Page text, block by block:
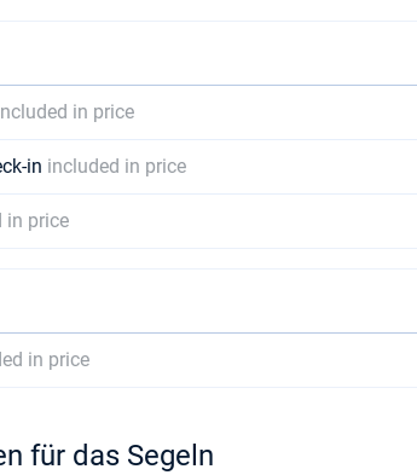
in price
in included in price
in price
in price
für das Segeln